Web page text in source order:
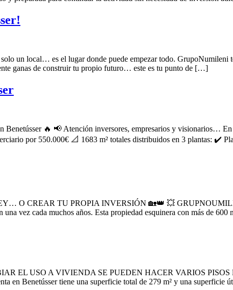
un local… es el lugar donde puede empezar todo. GrupoNumileni
ganas de construir tu propio futuro… este es tu punto de […]
🔥 📢 Atención inversores, empresarios y visionarios… En
por 550.000€ 📐 1683 m² totales distribuidos en 3 plantas: ✔️
O CREAR TU PROPIA INVERSIÓN 🏡👑 💥
vez cada muchos años. Esta propiedad esquinera con más de
EL USO A VIVIENDA SE PUEDEN HACER VARIOS
Benetússer tiene una superficie total de 279 m² y una superficie